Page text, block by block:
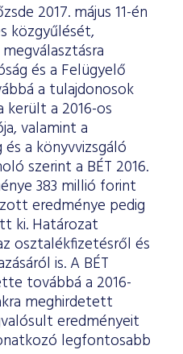
2017. május 11-én
közgyűlését,
és a Felügyelő
a tulajdonosok
került a 2016-os
valamint a
a könyvvizsgáló
szerint a BÉT 2016.
383 millió forint
eredménye pedig
ki. Határozat
osztalékfizetésről és
is. A BÉT
továbbá a 2016-
meghirdetett
eredményeit
legfontosabb